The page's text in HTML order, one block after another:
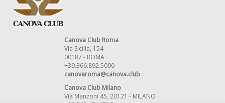
Canova Club Roma
Via Sicilia, 154
00187 - ROMA
+39.366.892.5090
canovaroma@canova.club
Canova Club Milano
Via Manzoni 45, 20121 - MILANO